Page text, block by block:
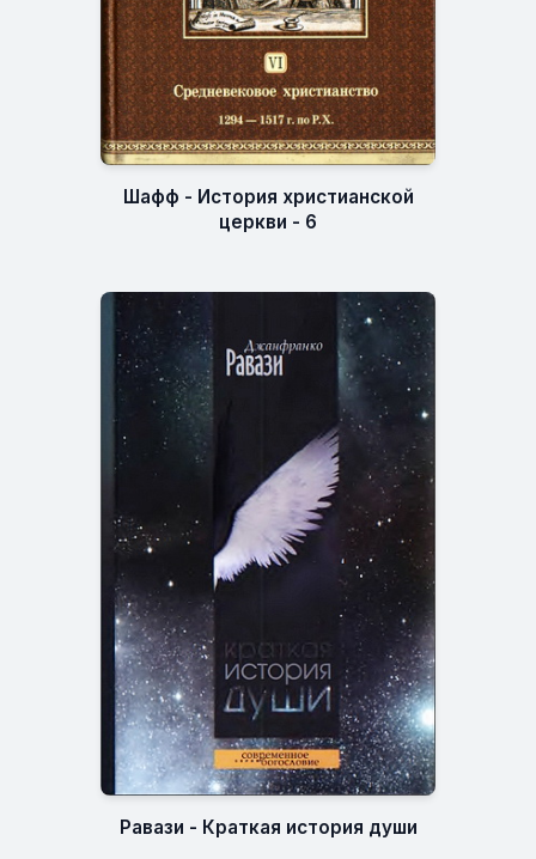
Шафф - История христианской
церкви - 6
Равази - Краткая история души